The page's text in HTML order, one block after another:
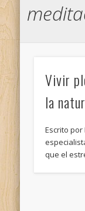
Vivir
la
Escrito
que el